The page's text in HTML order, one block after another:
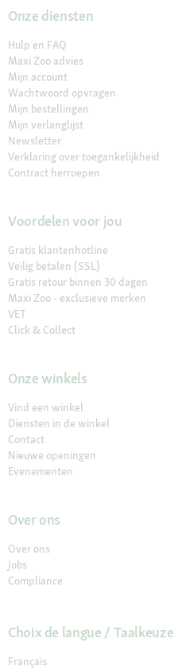
Onze diensten
Hulp en FAQ
Maxi Zoo advies
Mijn account
Wachtwoord opvragen
Mijn bestellingen
Mijn verlanglijst
Newsletter
Verklaring over toegankelijkheid
Contract herroepen
Voordelen voor jou
Gratis klantenhotline
Veilig betalen (SSL)
Gratis retour binnen 30 dagen
Maxi Zoo - exclusieve merken
VET
Click & Collect
Onze winkels
Vind een winkel
Diensten in de winkel
Contact
Nieuwe openingen
Evenementen
Over ons
Over ons
Jobs
Compliance
Choix de langue / Taalkeuze
Français